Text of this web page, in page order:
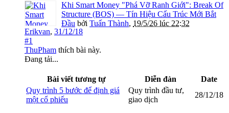
Khi Smart Money "Phá Vỡ Ranh Giới": Break Of
Structure (BOS) — Tín Hiệu Cấu Trúc Mới Bắt
Đầu bởi Tuấn Thành, 19/5/26 lúc 22:32
Erikvan, 31/12/18
#1
ThuPham thích bài này.
Đang tải...
Bài viết tương tự Diễn đàn
Date
Quy trình 5 bước để định giá
một cổ phiếu
Quy trình đầu tư,
giao dịch
28/12/18